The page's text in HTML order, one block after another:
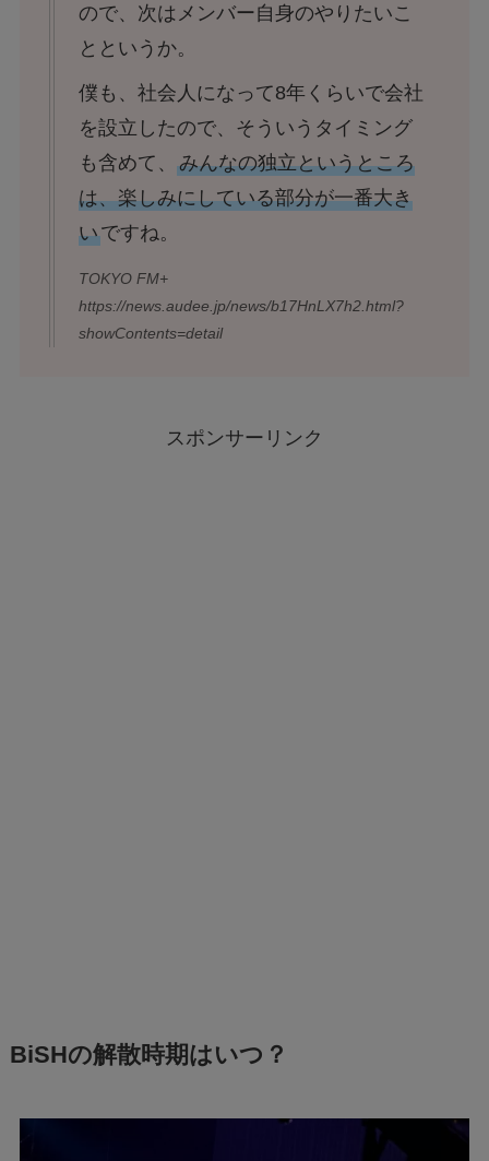
ので、次はメンバー自身のやりたいこ
とというか。
僕も、社会人になって8年くらいで会社
を設立したので、そういうタイミング
も含めて、 みんなの独立というところ
は、楽しみにしている部分が一番大き
いですね。
TOKYO FM+
https://news.audee.jp/news/b17HnLX7h2.html?
showContents=detail
スポンサーリンク
BiSHの解散時期はいつ？